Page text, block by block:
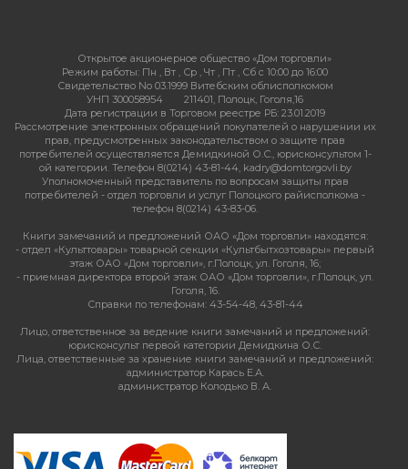
Открытое акционерное общество «Дом торговли»
Режим работы: Пн , Вт , Ср , Чт , Пт , Сб c 10:00 до 16:00
Свидетельство No 03.1999 Витебским облисполкомом
УНП 300058954
211401, Полоцк, Гоголя,16
Дата регистрации в Торговом реестре РБ: 23.01.2019
Рассмотрение электронных обращений покупателей о нарушении их
прав, предусмотренных законодательством о защите прав
потребителей осуществляется Демидкиной О.С., юрисконсультом 1-
ой категории. Телефон 8(0214) 43-81-44, kadry@domtorgovli.by
Уполномоченный представитель по вопросам защиты прав
потребителей - отдел торговли и услуг Полоцкого райисполкома -
телефон 8(0214) 43-83-06.
Книги замечаний и предложений ОАО «Дом торговли» находятся:
- отдел «Культтовары» товарной секции «Культбытхозтовары» первый
этаж ОАО «Дом торговли», г.Полоцк, ул. Гоголя, 16;
- приемная директора второй этаж ОАО «Дом торговли», г.Полоцк, ул.
Гоголя, 16.
Справки по телефонам: 43-54-48, 43-81-44
Лицо, ответственное за ведение книги замечаний и предложений:
юрисконсульт первой категории Демидкина О.С.
Лица, ответственные за хранение книги замечаний и предложений:
администратор Карась Е.А.
администратор Колодько В. А.